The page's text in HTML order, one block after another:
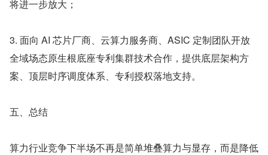
将进一步放大；
3. 面向 AI 芯片厂商、云算力服务商、ASIC 定制团队开放
全域场态原生根底座专利集群技术合作，提供底层架构方
案、顶层时序调度体系、专利授权落地支持。
五、总结
算力行业竞争下半场不再是简单堆叠算力与显存，而是降低